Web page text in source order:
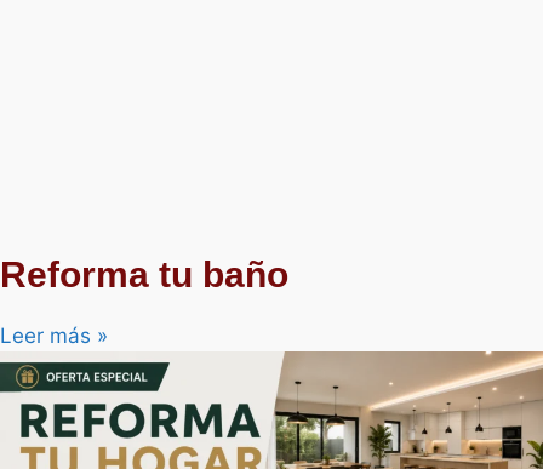
Reforma tu baño
Leer más »